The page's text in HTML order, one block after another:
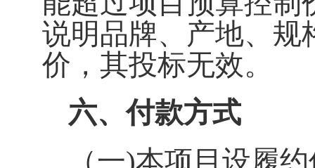
说明品牌、产地、规
价，其投标无效。
六、付款方式
（一)本项目设履